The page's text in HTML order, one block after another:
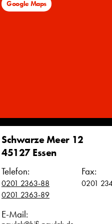
Google Maps
Schwarze Meer 12
45127 Essen
Telefon:
0201 2363-88
0201 2363-89
Fax:
0201
E-Mail: